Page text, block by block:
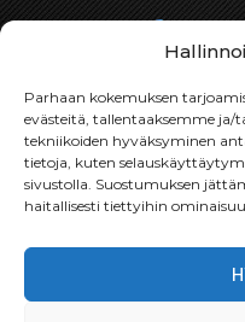
Parhaan kokemuksen
evästeitä, tallentaaksemme ja/
tekniikoiden hyväksyminen
tietoja, kuten
sivustolla. Suostumuksen
haitallisesti tiettyihin
Toimitukset
Toimitamme osat
osan toimitettavan.
Toimitusaika on
Toimitus- &